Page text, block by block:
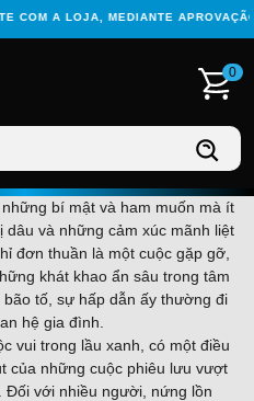
A LOJA, MEDIANTE APROVAÇÃO
0
bí mật và ham muốn mà ít
dâu và những cảm xúc mãnh liệt
đơn thuần là một cuộc gặp gỡ,
khát khao ẩn sâu trong tâm
tố, sự hấp dẫn ấy thường đi
hệ gia đình.
vui trong lầu xanh, có một điều
của những cuộc phiêu lưu vượt
Đối với nhiều người, nứng lồn